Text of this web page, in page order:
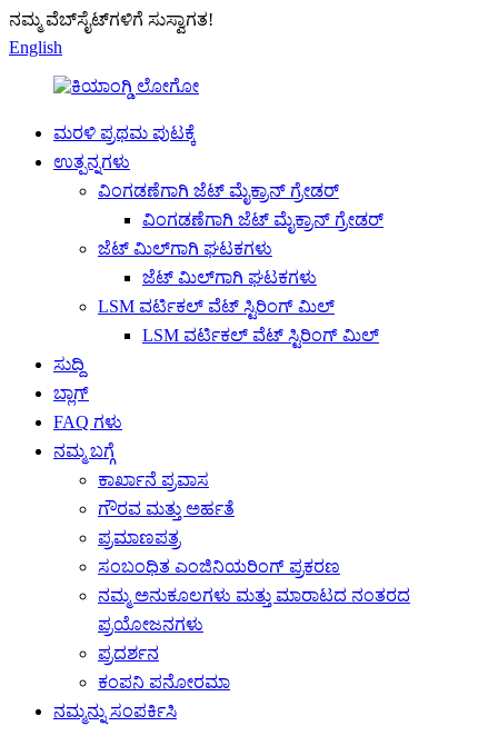
ನಮ್ಮ ವೆಬ್‌ಸೈಟ್‌ಗಳಿಗೆ ಸುಸ್ವಾಗತ!
English
ಮರಳಿ ಪ್ರಥಮ ಪುಟಕ್ಕೆ
ಉತ್ಪನ್ನಗಳು
ವಿಂಗಡಣೆಗಾಗಿ ಜೆಟ್ ಮೈಕ್ರಾನ್ ಗ್ರೇಡರ್
ವಿಂಗಡಣೆಗಾಗಿ ಜೆಟ್ ಮೈಕ್ರಾನ್ ಗ್ರೇಡರ್
ಜೆಟ್ ಮಿಲ್‌ಗಾಗಿ ಘಟಕಗಳು
ಜೆಟ್ ಮಿಲ್‌ಗಾಗಿ ಘಟಕಗಳು
LSM ವರ್ಟಿಕಲ್ ವೆಟ್ ಸ್ಟಿರಿಂಗ್ ಮಿಲ್
LSM ವರ್ಟಿಕಲ್ ವೆಟ್ ಸ್ಟಿರಿಂಗ್ ಮಿಲ್
ಸುದ್ದಿ
ಬ್ಲಾಗ್
FAQ ಗಳು
ನಮ್ಮ ಬಗ್ಗೆ
ಕಾರ್ಖಾನೆ ಪ್ರವಾಸ
ಗೌರವ ಮತ್ತು ಅರ್ಹತೆ
ಪ್ರಮಾಣಪತ್ರ
ಸಂಬಂಧಿತ ಎಂಜಿನಿಯರಿಂಗ್ ಪ್ರಕರಣ
ನಮ್ಮ ಅನುಕೂಲಗಳು ಮತ್ತು ಮಾರಾಟದ ನಂತರದ
ಪ್ರಯೋಜನಗಳು
ಪ್ರದರ್ಶನ
ಕಂಪನಿ ಪನೋರಮಾ
ನಮ್ಮನ್ನು ಸಂಪರ್ಕಿಸಿ